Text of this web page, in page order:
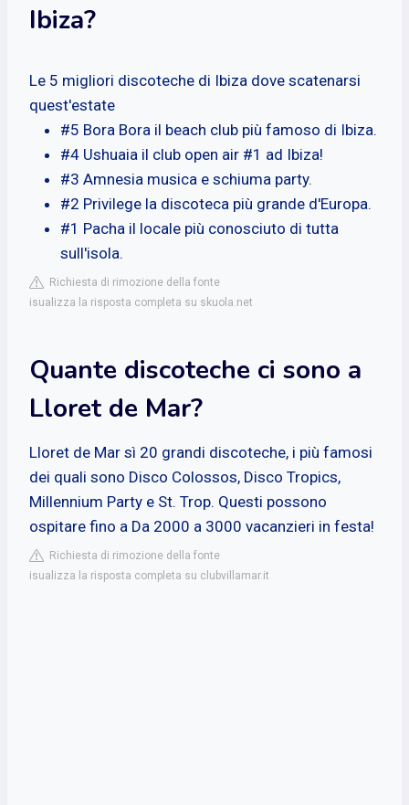
Ibiza?
Le 5 migliori discoteche di Ibiza dove scatenarsi
quest'estate
#5 Bora Bora il beach club più famoso di Ibiza.
#4 Ushuaia il club open air #1 ad Ibiza!
#3 Amnesia musica e schiuma party.
#2 Privilege la discoteca più grande d'Europa.
#1 Pacha il locale più conosciuto di tutta
sull'isola.
Richiesta di rimozione della fonte
isualizza la risposta completa su skuola.net
Quante discoteche ci sono a
Lloret de Mar?
Lloret de Mar sì 20 grandi discoteche, i più famosi
dei quali sono Disco Colossos, Disco Tropics,
Millennium Party e St. Trop. Questi possono
ospitare fino a Da 2000 a 3000 vacanzieri in festa!
Richiesta di rimozione della fonte
isualizza la risposta completa su clubvillamar.it